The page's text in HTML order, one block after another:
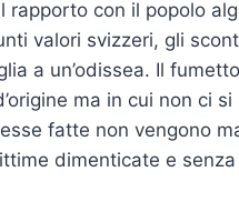
rapporto con il popolo
valori svizzeri, gli
a un’odissea. Il
ma in cui non ci
fatte non vengono
dimenticate e senza